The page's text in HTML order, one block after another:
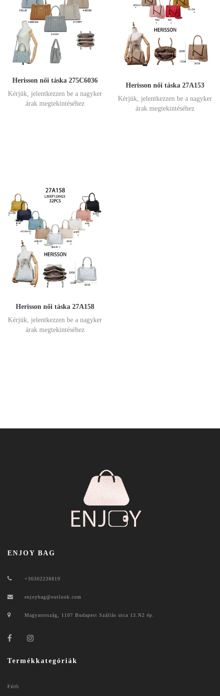
Herisson női táska 275C6036
Kérjük, jelentkezzen be a nagyker
árak megtekintéséhez
Herisson női táska 27A153
Kérjük, jelentkezzen be a nagyker
árak megtekintéséhez
Herisson női táska 27A158
Kérjük, jelentkezzen be a nagyker
árak megtekintéséhez
ENJOY BAG
+36302238819
enjoybag@outlook.com
Magyarország, 1107 Budapest Szállás utca 13.N2 ép.
Termékkategóriák
Férfi